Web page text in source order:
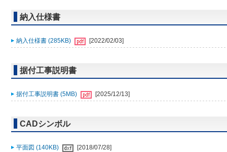
納入仕様書
納入仕様書 (285KB) [2022/02/03]
据付工事説明書
据付工事説明書 (5MB) [2025/12/13]
CADシンボル
平面図 (140KB)
[2018/07/28]